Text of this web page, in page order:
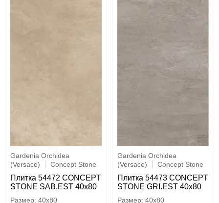
Gardenia Orchidea
(Versace)
Concept Stone
Плитка 54472 CONCEPT
STONE SAB.EST 40x80
40x80
Gardenia Orchidea
(Versace)
Concept Stone
Плитка 54473 CONCEPT
STONE GRI.EST 40x80
40x80